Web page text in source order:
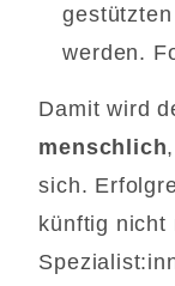
werden.
Damit wird
menschlich
sich.
künftig nicht